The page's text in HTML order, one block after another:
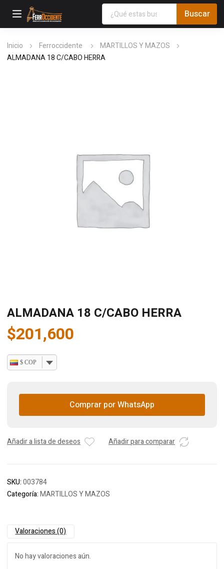
Inicio Ferroccidente
MARTILLOS Y MAZOS
ALMADANA 18 C/CABO HERRA
ALMADANA 18 C/CABO HERRA
$201,600
$ COP
Comprar por WhatsApp
Añadir a lista de deseos Añadir para comparar
SKU:003784
Categoría:MARTILLOS Y MAZOS
Valoraciones (0)
No hay valoraciones aún.